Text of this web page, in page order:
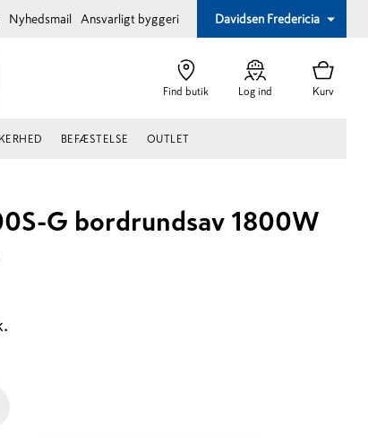
Nyhedsmail Ansvarligt byggeri Davidsen Fredericia
Find butik Log ind Kurv
BEFÆSTELSE OUTLET
G bordrundsav 1800W